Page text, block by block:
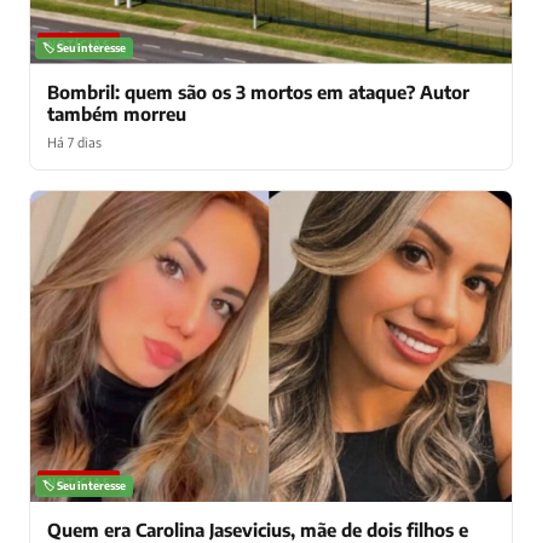
NOTÍCIAS
🏷️ Seu interesse
Bombril: quem são os 3 mortos em ataque? Autor
também morreu
Há 7 dias
NOTÍCIAS
🏷️ Seu interesse
Quem era Carolina Jasevicius, mãe de dois filhos e